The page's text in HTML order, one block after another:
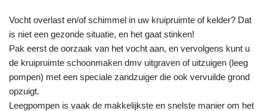
Vocht overlast en/of schimmel in uw kruipruimte of kelder? Dat
is niet een gezonde situatie, en het gaat stinken!
Pak eerst de oorzaak van het vocht aan, en vervolgens kunt u
de kruipruimte schoonmaken dmv uitgraven of uitzuigen (leeg
pompen) met een speciale zandzuiger die ook vervuilde grond
opzuigt.
Leegpompen is vaak de makkelijkste en snelste manier om het